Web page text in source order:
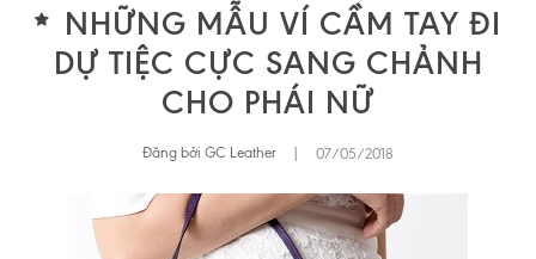
NHỮNG MẪU VÍ CẦM TAY ĐI
DỰ TIỆC CỰC SANG CHẢNH
CHO PHÁI NỮ
Đăng bởi GC Leather 07/05/2018